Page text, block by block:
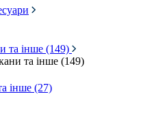
та інше (149)
та інше (149)
інше (27)